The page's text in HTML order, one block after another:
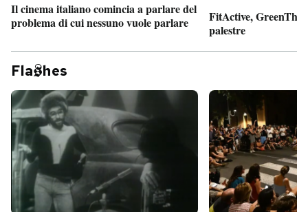
Il cinema italiano comincia a parlare del
problema di cui nessuno vuole parlare
FitActive,
palestre
Fla hes